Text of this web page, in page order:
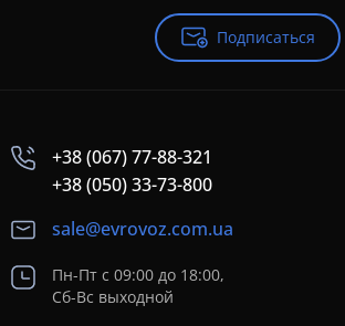
Подписаться
+38 (067) 77-88-321
+38 (050) 33-73-800
sale@evrovoz.com.ua
Пн-Пт с 09:00 до 18:00,
Сб-Вс выходной